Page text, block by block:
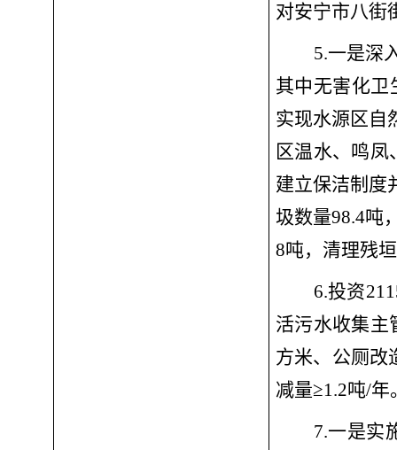
对安宁市八街
5.一是深
其中无害化卫
实现水源区自
区温水、鸣凤
建立保洁制度
圾数量98.4吨
8吨，清理残
6.投资
活污水收集主
方米、公厕改
减量≥1.2吨/年
7.一是实